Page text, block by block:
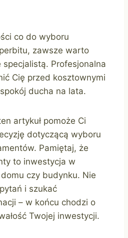
co do wyboru
zawsze warto
Profesjonalna
Cię przed kosztownymi
ducha na lata.
artykuł pomoże Ci
dotyczącą wyboru
Pamiętaj, że
to inwestycja w
czy budynku. Nie
i szukać
– w końcu chodzi o
Twojej inwestycji.